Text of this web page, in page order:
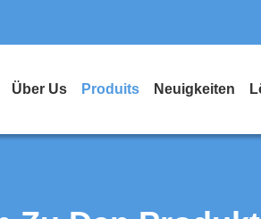
Über Us Produits Neuigkeiten